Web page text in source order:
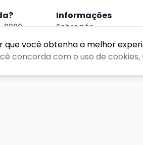
que você obtenha a melhor
concorda com o uso de
9900
Informações
Sobre nós
Termos de Uso